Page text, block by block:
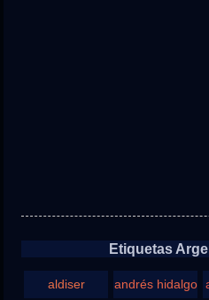
Etiquetas
aldiser andrés hidalgo